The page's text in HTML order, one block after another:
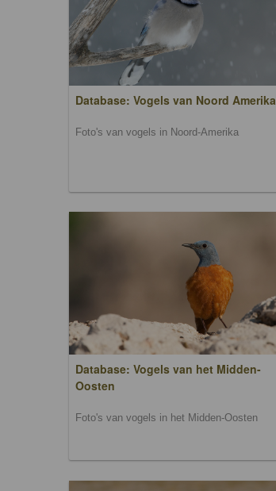
Database: Vogels van Noord Amerika
Foto's van vogels in Noord-Amerika
Database: Vogels van het Midden-
Oosten
Foto's van vogels in het Midden-Oosten